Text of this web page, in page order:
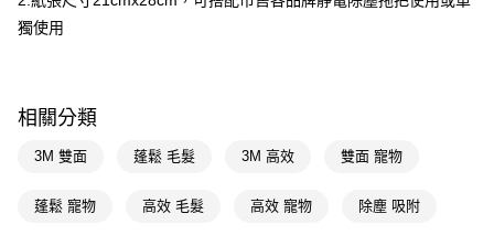
便利好安心！
１．簡單：不需註冊會員、不需綁卡、不需儲值。
２．便利：只要手機號碼，簡訊認證，即可結帳。
３．安心：先確認商品／服務後，再付款。
【「AFTEE先享後付」結帳流程】
每筆NT$65，滿NT$390(含以上)免運費
獨使用
相關分類
3M 雙面 蓬鬆 毛髮 3M 高效 雙面 寵物
蓬鬆 寵物 高效 毛髮 高效 寵物 除塵 吸附